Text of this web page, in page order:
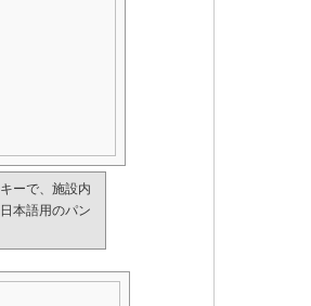
ーで、施設内
本語用のパン